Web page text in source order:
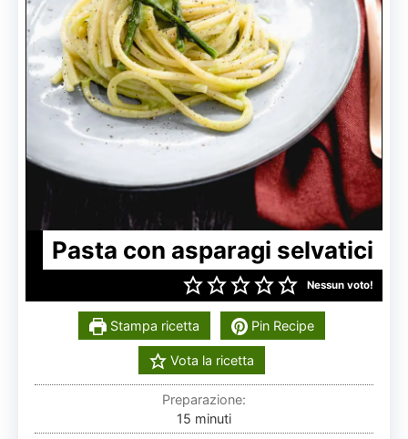
Pasta con asparagi selvatici
Nessun voto!
Stampa ricetta Pin Recipe
Vota la ricetta
Preparazione:
15 minuti
minuti